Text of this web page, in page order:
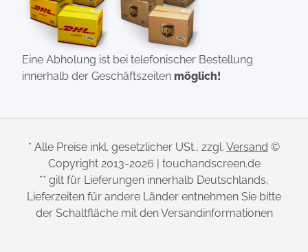
Eine Abholung ist bei telefonischer Bestellung
innerhalb der Geschäftszeiten möglich!
* Alle Preise inkl. gesetzlicher USt., zzgl. Versand ©
Copyright 2013-2026 | touchandscreen.de
** gilt für Lieferungen innerhalb Deutschlands,
Lieferzeiten für andere Länder entnehmen Sie bitte
der Schaltfläche mit den Versandinformationen